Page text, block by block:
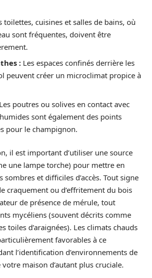
toilettes, cuisines et salles de bains, où
sont fréquentes, doivent être
: Les espaces confinés derrière les
peuvent créer un microclimat propice à
Les poutres ou solives en contact avec
sont également des points
pour le champignon.
il est important d’utiliser une source
une lampe torche) pour mettre en
sombres et difficiles d’accès. Tout signe
craquement ou d’effritement du bois
de présence de mérule, tout
mycéliens (souvent décrits comme
toiles d’araignées). Les climats chauds
favorables à ce
l’identification d’environnements de
maison d’autant plus cruciale.